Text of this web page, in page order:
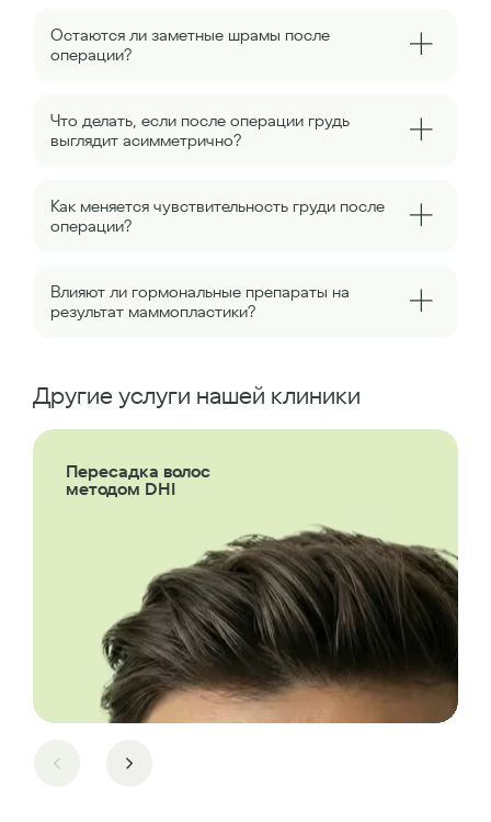
Остаются ли заметные шрамы после
операции?
Что делать, если после операции грудь
выглядит асимметрично?
Как меняется чувствительность груди после
операции?
Влияют ли гормональные препараты на
результат маммопластики?
Другие услуги нашей клиники
Пересадка волос
методом DHI